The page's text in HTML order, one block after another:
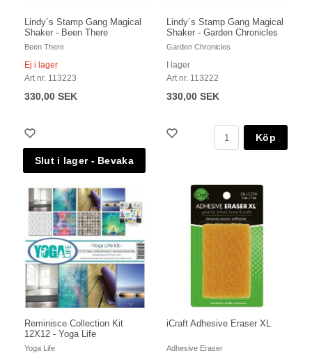
Lindy´s Stamp Gang Magical
Shaker - Been There
Been There
Ej i lager
Art nr. 113223
330,00 SEK
Lindy´s Stamp Gang Magical
Shaker - Garden Chronicles
Garden Chronicles
I lager
Art nr. 113222
330,00 SEK
Köp
Reminisce Collection Kit
12X12 - Yoga Life
Yoga Life
iCraft Adhesive Eraser XL
Adhesive Eraser